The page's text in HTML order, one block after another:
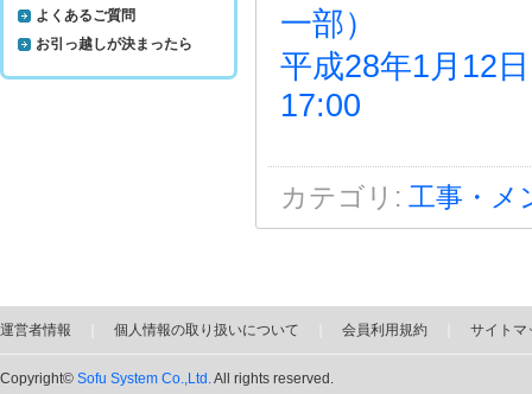
一部）
平成28年1月12
17:00
カテゴリ : 工事・メ
よくあるご質問
お引っ越しが決まったら
運営者情報 個人情報の取り扱いについて 会員利用規約 サイトマ
Copyright© Sofu System Co.,Ltd.All rights reserved.